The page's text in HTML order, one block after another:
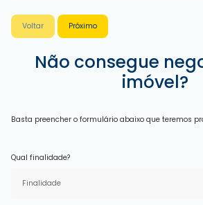
Voltar Próximo
Não consegue
imóvel?
Basta preencher o formulário abaixo que teremos
Qual finalidade?
Finalidade